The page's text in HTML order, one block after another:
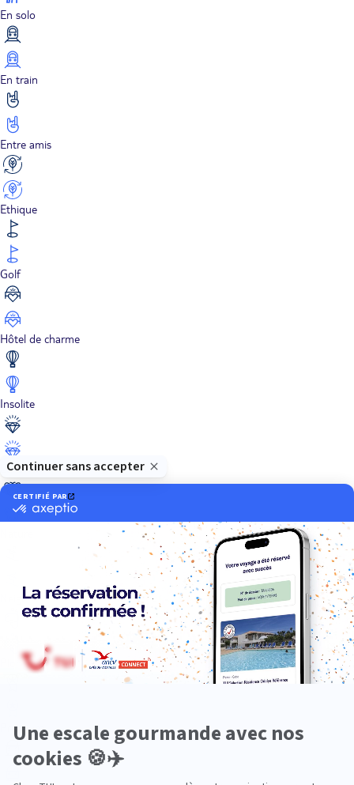
En solo
En train
Entre amis
Ethique
Golf
Hôtel de charme
Insolite
Luxe
Neige
Plongée
Premium